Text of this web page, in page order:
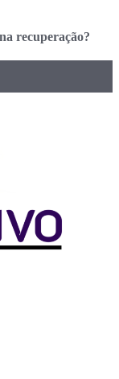
recuperação?